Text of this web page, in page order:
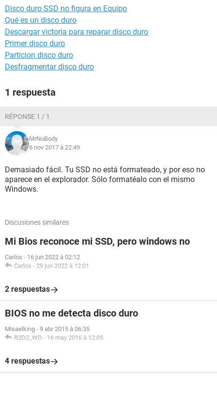
Disco duro SSD no figura en Equipo
Qué es un disco duro
Descargar victoria para reparar disco duro
Primer disco duro
Particion disco duro
Desfragmentar disco duro
1 respuesta
RÉPONSE 1 / 1
MrNoBody
6 nov 2017 à 22:49
Demasiado fácil. Tu SSD no está formateado, y por eso no
aparece en el explorador. Sólo formatéalo con el mismo
Windows.
Discusiones similares
Mi Bios reconoce mi SSD, pero windows no
Carlos - 16 jun 2022 à 02:12
Carlos - 29 jun 2022 à 12:01
2 respuestas
BIOS no me detecta disco duro
Misaelking - 9 abr 2015 à 06:35
R2D2_WD - 16 may 2016 à 12:05
4 respuestas